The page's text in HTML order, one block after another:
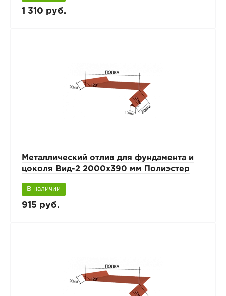
1 310 руб.
Металлический отлив для фундамента и
цоколя Вид-2 2000x390 мм Полиэстер
В наличии
915 руб.